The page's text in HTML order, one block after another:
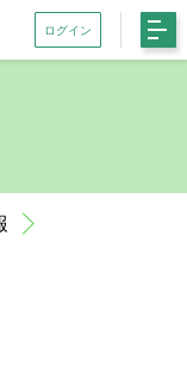
ログイン